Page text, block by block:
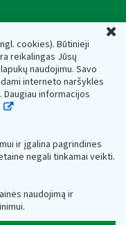
cookies). Būtinieji
reikalingas Jūsų
naudojimu. Savo
interneto naršyklės
informacijos
ir įgalina pagrindines
negali tinkamai veikti.
naudojimą ir
Lietuvos
188659752,
Lietuva, el.paštas:
prie Lietuvos
Juridinių